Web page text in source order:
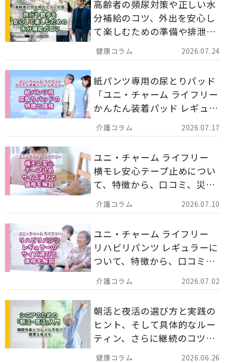
2026.07.24
高齢者の頻尿対策や正しい水
分補給のコツ、外出を安心し
て楽しむための準備や排泄ケ
ア用品の選び方を解説しま
す。
2026.07.17
紙パンツ専用の尿とりパッド
「ユニ・チャーム ライフリー
かんたん装着パッド レギュラ
ー 計162枚」について解説し
ます。
2026.07.10
ユニ・チャーム ライフリー
横モレ安心テープ止めについ
て、特徴から、口コミ、災害
備蓄としての活用法まで分か
りやすく解説します。
2026.07.02
ユニ・チャーム ライフリー
リハビリパンツ レギュラーに
ついて、特徴から、口コミ、
災害備蓄としての活用法まで
分かりやすく解説します。
2026.06.26
朝活と夜活の選び方と実践の
ヒント、そして具体的なルー
ティン、さらに継続のコツま
でを詳しくご紹介します。